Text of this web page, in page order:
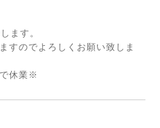
ます。
すのでよろしくお願い致しま
休業※